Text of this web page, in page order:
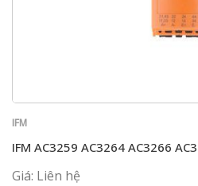
IFM
IFM AC3259 AC3264 AC3266
Giá: Liên hệ